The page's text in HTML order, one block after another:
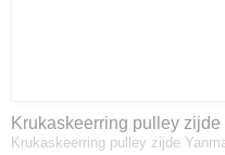
Krukaskeerring pulley
Deere - 119934-01800
Krukaskeerring pulley zijde